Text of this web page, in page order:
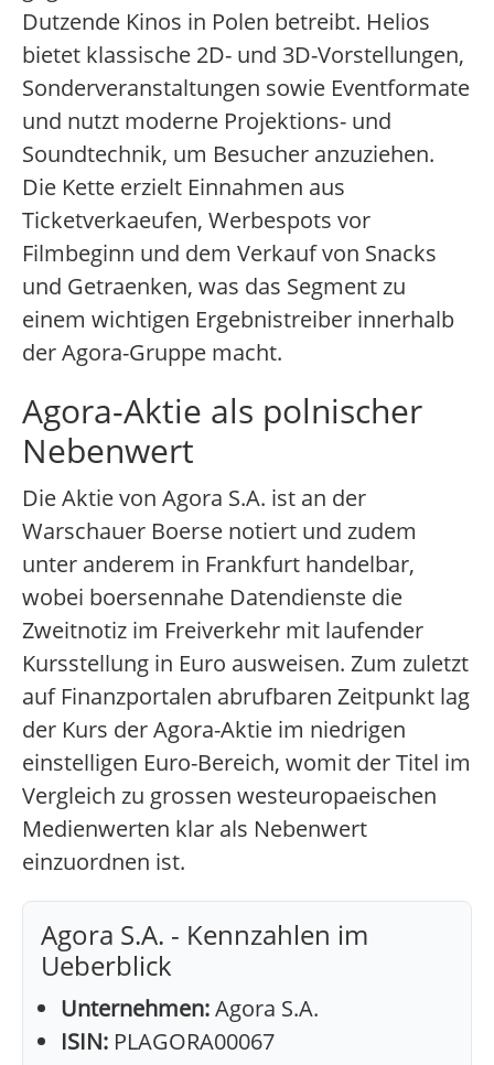
Dutzende Kinos in Polen betreibt. Helios
bietet klassische 2D- und 3D-Vorstellungen,
Sonderveranstaltungen sowie Eventformate
und nutzt moderne Projektions- und
Soundtechnik, um Besucher anzuziehen.
Die Kette erzielt Einnahmen aus
Ticketverkaeufen, Werbespots vor
Filmbeginn und dem Verkauf von Snacks
und Getraenken, was das Segment zu
einem wichtigen Ergebnistreiber innerhalb
der Agora-Gruppe macht.
Agora-Aktie als polnischer
Nebenwert
Die Aktie von Agora S.A. ist an der
Warschauer Boerse notiert und zudem
unter anderem in Frankfurt handelbar,
wobei boersennahe Datendienste die
Zweitnotiz im Freiverkehr mit laufender
Kursstellung in Euro ausweisen. Zum zuletzt
auf Finanzportalen abrufbaren Zeitpunkt lag
der Kurs der Agora-Aktie im niedrigen
einstelligen Euro-Bereich, womit der Titel im
Vergleich zu grossen westeuropaeischen
Medienwerten klar als Nebenwert
einzuordnen ist.
Agora S.A. - Kennzahlen im
Ueberblick
Unternehmen:Agora S.A.
ISIN: PLAGORA00067